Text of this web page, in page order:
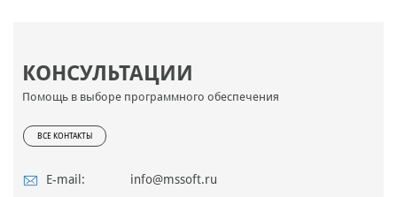
КОНСУЛЬТАЦИИ
Помощь в выборе программного обеспечения
ВСЕ КОНТАКТЫ
E-mail: info@mssoft.ru